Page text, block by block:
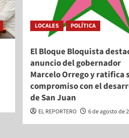
LOCALES POLÍTICA
El Bloque Bloquista
anuncio del gobernador
Marcelo Orrego y ratifica
compromiso con el
de San Juan
EL REPORTERO 6 de agosto de